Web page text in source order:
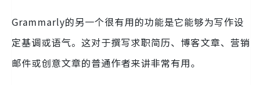
Grammarly的另一个很有用的功能是它能够为写作设
定基调或语气。这对于撰写求职简历、博客文章、营销
邮件或创意文章的普通作者来讲非常有用。